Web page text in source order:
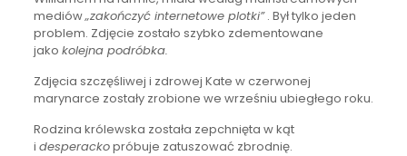
mediów„zakończyć internetowe plotki”. Był tylko jeden
problem. Zdjęcie zostało szybko zdementowane
jako kolejna podróbka.
Zdjęcia szczęśliwej i zdrowej Kate w czerwonej
marynarce zostały zrobione we wrześniu ubiegłego roku.
Rodzina królewska została zepchnięta w kąt
i desperackopróbuje zatuszować zbrodnię.